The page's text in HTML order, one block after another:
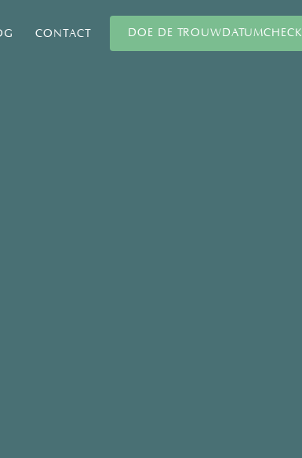
CONTACT DOE DE TROUWDATUMCHECK